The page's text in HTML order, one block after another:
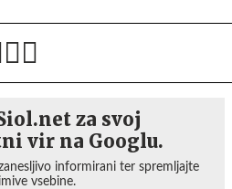
za svoj
vir na Googlu.
informirani ter spremljajte
vsebine.